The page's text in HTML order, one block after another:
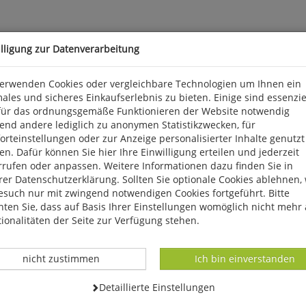
bisher eine Gefahr dar"
in Deutschland. Nirgends haben sich so viele neue
mit den gefiederten Neubürgern wie Nordrhein-
zur Datenverarbeitung
Cookies oder vergleichbare Technologien um Ihnen ein
und sicheres Einkaufserlebnis zu bieten. Einige sind
das ordnungsgemäße Funktionieren der Website notwendig
andere lediglich zu anonymen Statistikzwecken, für
oder zur Anzeige personalisierter Inhalte genutzt
Dafür können Sie hier Ihre Einwilligung erteilen und jederzeit
oder anpassen. Weitere Informationen dazu finden Sie in
Datenschutzerklärung. Sollten Sie optionale Cookies ablehnen,
nur mit zwingend notwendigen Cookies fortgeführt. Bitte
Sie, dass auf Basis Ihrer Einstellungen womöglich nicht mehr
der Seite zur Verfügung stehen.
Datenverarbeitung -
Ich bin einverstanden
Datenverarbeitung -
nicht zustimmen
Datenverarbeitung -
Detaillierte Einstellungen